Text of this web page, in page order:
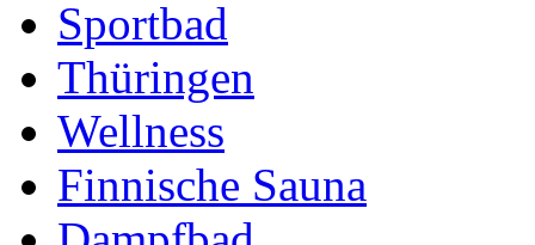
Sportbad
Thüringen
Wellness
Finnische Sauna